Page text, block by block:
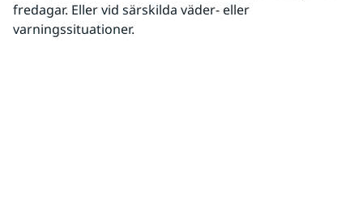
fredagar. Eller vid särskilda väder- eller
varningssituationer.